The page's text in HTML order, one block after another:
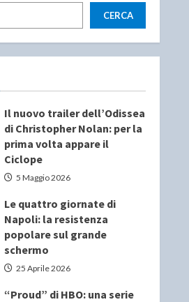
CERCA
Il nuovo trailer dell’Odissea
di Christopher Nolan: per la
prima volta appare il
Ciclope
5 Maggio 2026
Le quattro giornate di
Napoli: la resistenza
popolare sul grande
schermo
25 Aprile 2026
“Proud” di HBO: una serie